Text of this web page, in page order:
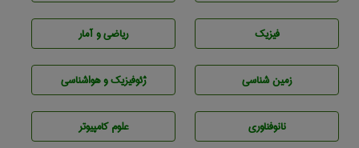
فیزیک ریاضی و آمار
زمين شناسی ژئوفيزيك و هواشناسی
نانوفناوری علوم کامپیوتر